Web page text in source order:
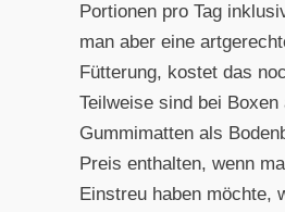
Portionen pro Tag
man aber eine
Fütterung, kostet das
Teilweise sind bei Boxen
Gummimatten als
Preis enthalten, wenn
Einstreu haben möchte,